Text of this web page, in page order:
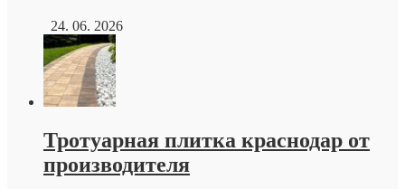
24. 06. 2026
Тротуарная плитка краснодар от
производителя